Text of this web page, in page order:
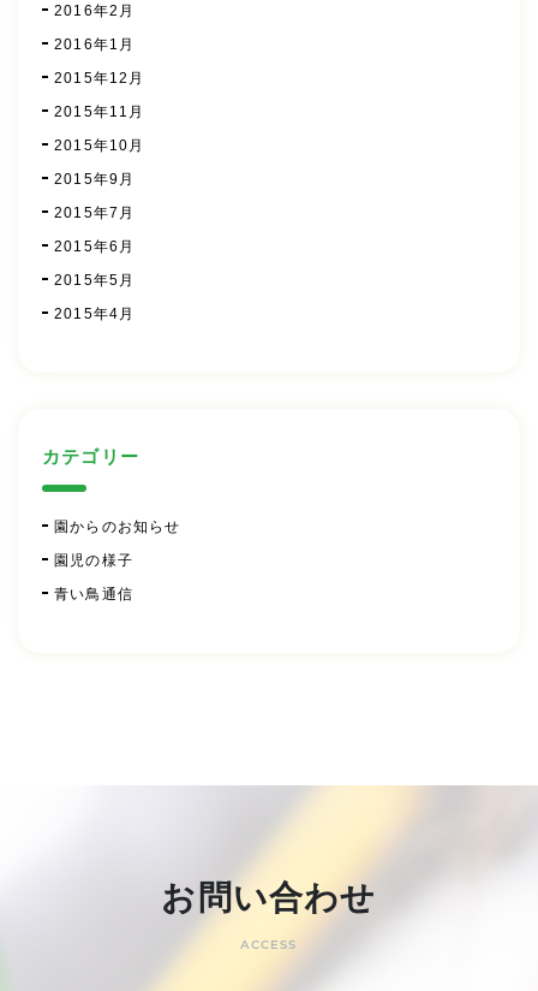
2016年2月
2016年1月
2015年12月
2015年11月
2015年10月
2015年9月
2015年7月
2015年6月
2015年5月
2015年4月
カテゴリー
園からのお知らせ
園児の様子
青い鳥通信
お問い合わせ
ACCESS